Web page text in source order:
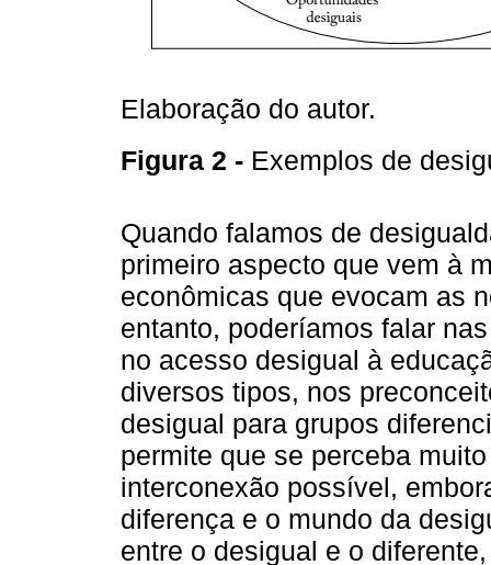
Elaboração do autor.
Figura 2 - Exemplos de
Quando falamos de
primeiro aspecto que vem à
econômicas que evocam as
entanto, poderíamos falar
no acesso desigual à
diversos tipos, nos
desigual para grupos
permite que se perceba
interconexão possível,
diferença e o mundo da
entre o desigual e o